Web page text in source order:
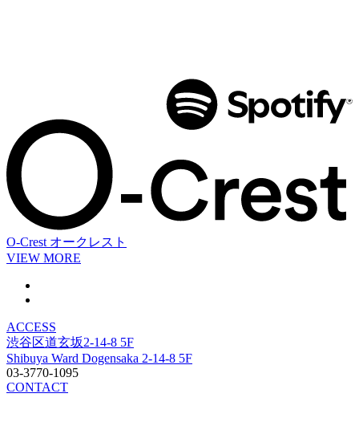
O-Crest オークレスト
VIEW MORE
ACCESS
渋谷区道玄坂2-14-8 5F
Shibuya Ward Dogensaka 2-14-8 5F
03-3770-1095
CONTACT